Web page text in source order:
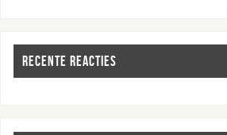
RECENTE REACTIES